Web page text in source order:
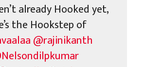
already Hooked yet,
the Hookstep of
@rajinikanth